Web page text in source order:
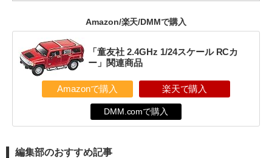
Amazon/楽天/DMMで購入
「童友社 2.4GHz 1/24スケール RCカ
ー」関連商品
Amazonで購入 楽天で購入
DMM.comで購入
編集部のおすすめ記事